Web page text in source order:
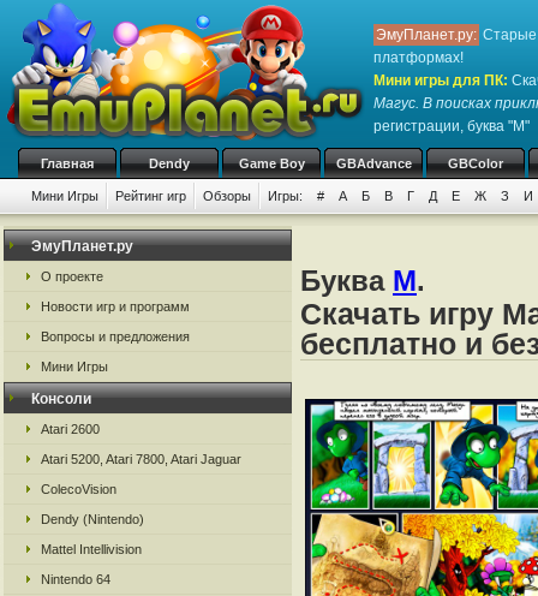
ЭмуПланет.ру: Старые
платформах!
Мини игры для ПК:
Магус. В поисках
регистрации, буква "М"
Главная Dendy Game Boy GBAdvance GBColor
Мини Игры Рейтинг игр Обзоры Игры: # А Б В Г Д Е Ж З И
ЭмуПланет.ру
О проекте
Новости игр и программ
Вопросы и предложения
Мини Игры
Консоли
Atari 2600
Atari 5200, Atari 7800, Atari Jaguar
ColecoVision
Dendy (Nintendo)
Mattel Intellivision
Nintendo 64
Буква М.
Скачать игру
бесплатно и